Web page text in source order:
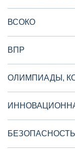
ВСОКО
ВПР
ОЛИМПИАДЫ,
БЕЗОПАСНОСТЬ